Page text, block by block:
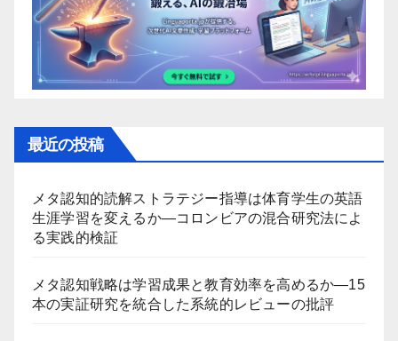
最近の投稿
メタ認知的読解ストラテジー指導は体育学生の英語
生涯学習を変えるか―コロンビアの混合研究法によ
る実践的検証
メタ認知戦略は学習成果と教育効率を高めるか―15
本の実証研究を統合した系統的レビューの批評